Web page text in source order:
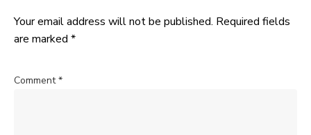
Your email address will not be published. Required fields
are marked *
Comment*